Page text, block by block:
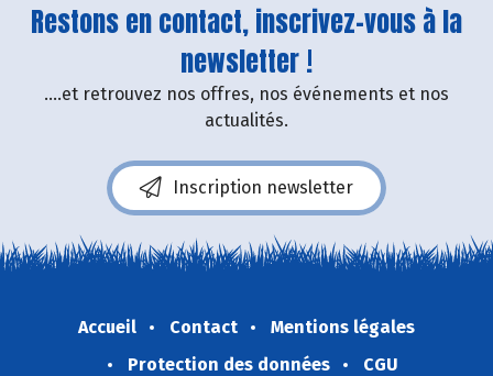
Restons en contact, inscrivez-vous à la
newsletter !
....et retrouvez nos offres, nos événements et nos
actualités.
Inscription newsletter
Accueil Contact
Mentions légales
Protection des données
CGU